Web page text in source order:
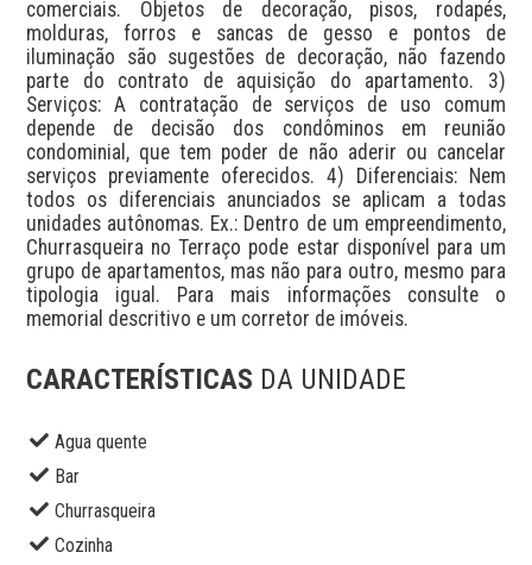
comerciais. Objetos de decoração, pisos, rodapés,
molduras, forros e sancas de gesso e pontos de
iluminação são sugestões de decoração, não fazendo
parte do contrato de aquisição do apartamento. 3)
Serviços: A contratação de serviços de uso comum
depende de decisão dos condôminos em reunião
condominial, que tem poder de não aderir ou cancelar
serviços previamente oferecidos. 4) Diferenciais: Nem
todos os diferenciais anunciados se aplicam a todas
unidades autônomas. Ex.: Dentro de um empreendimento,
Churrasqueira no Terraço pode estar disponível para um
grupo de apartamentos, mas não para outro, mesmo para
tipologia igual. Para mais informações consulte o
memorial descritivo e um corretor de imóveis.
CARACTERÍSTICAS DA UNIDADE
Agua quente
Bar
Churrasqueira
Cozinha